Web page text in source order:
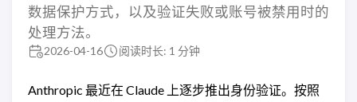
数据保护方式，以及验证失败或账号被禁用时的
处理方法。
2026-04-16 阅读时长: 1 分钟
Anthropic 最近在 Claude 上逐步推出身份验证。按照